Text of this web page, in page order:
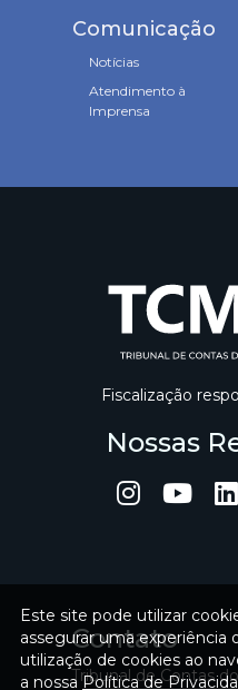
Este site pode utilizar
assegurar uma experiência
utilização de cookies ao
a nossaPolítica de
Comunicação
Notícias
Atendimento à
Imprensa
Fiscalização
Nossas
Contato
Tribunal de Contas